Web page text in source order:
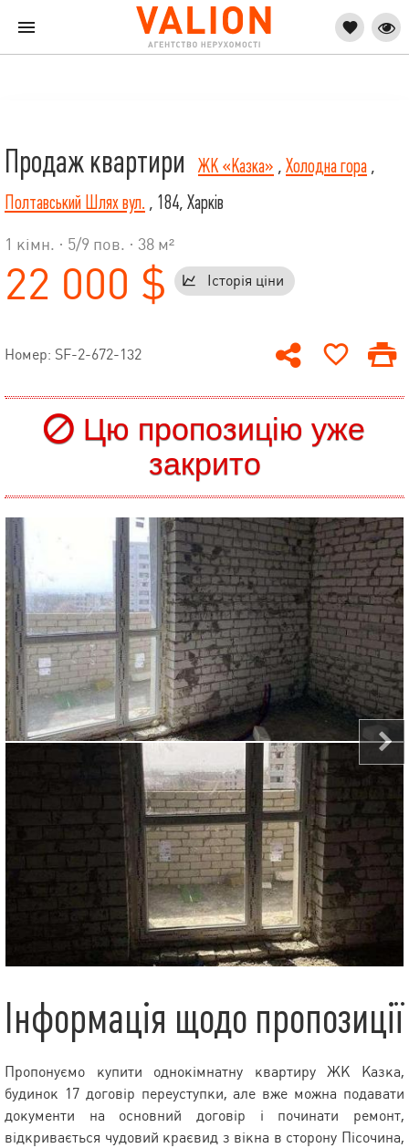
Продаж квартири ЖК «Казка» , Холодна гора ,
Полтавський Шлях вул. , 184, Харків
1 кімн. · 5/9 пов. · 38 м²
22 000 $ Історія ціни
Номер: SF-2-672-132
Цю пропозицію уже
закрито
Інформація щодо пропозиції
Пропонуємо купити однокімнатну квартиру ЖК Казка,
будинок 17 договір переуступки, але вже можна подавати
документи на основний договір і починати ремонт,
відкривається чудовий краєвид з вікна в сторону Пісочина,